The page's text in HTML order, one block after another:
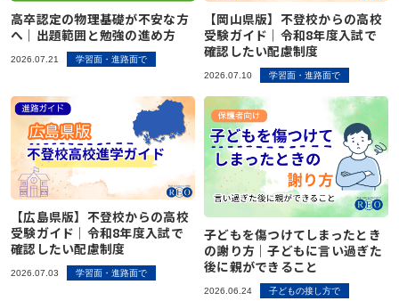
高卒認定の物理基礎が不安な方
へ｜出題範囲と勉強の進め方
2026.07.21 学習面・進路面で
【岡山県版】不登校からの高校
受験ガイド｜令和8年度入試で
確認したい配慮制度
2026.07.10 学習面・進路面で
【広島県版】不登校からの高校
受験ガイド｜令和8年度入試で
確認したい配慮制度
2026.07.03 学習面・進路面で
子どもを傷つけてしまったとき
の謝り方｜子どもに言い過ぎた
後に親ができること
2026.06.24 子どもの接し方で